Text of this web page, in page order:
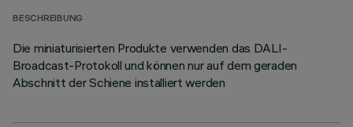
BESCHREIBUNG
Die miniaturisierten Produkte verwenden das DALI-
Broadcast-Protokoll und können nur auf dem geraden
Abschnitt der Schiene installiert werden